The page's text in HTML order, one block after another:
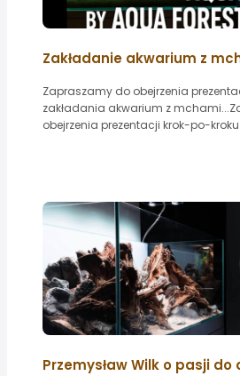
Zakładanie akwarium z
Zapraszamy do obejrzenia
zakładania akwarium z
obejrzenia prezentacji krok-po-kroku
Przemysław Wilk o pasji